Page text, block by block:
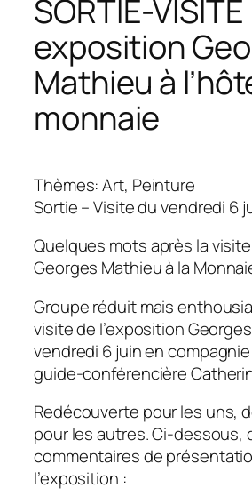
SORTIE-VISITE
exposition
Mathieu à
monnaie
Thèmes: Art, Peinture
Sortie – Visite du vendredi 6
Quelques mots après la
Georges Mathieu à la
Groupe réduit mais
visite de l’exposition
vendredi 6 juin en
guide-conférencière
Redécouverte pour les uns,
pour les autres. Ci-dessous,
commentaires de
l’exposition :